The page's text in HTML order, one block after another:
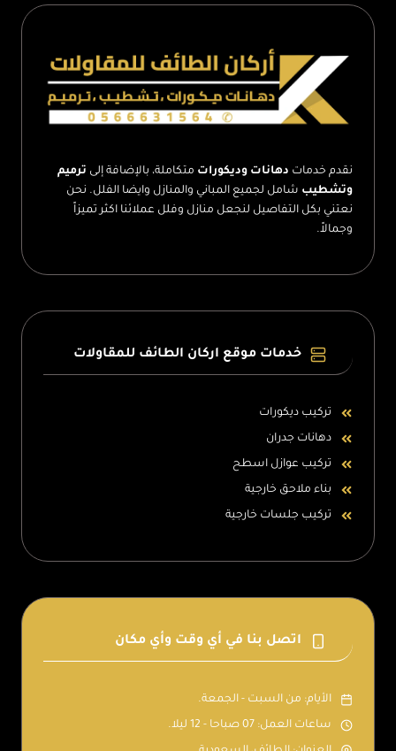
واجهات
الطائف
نقدم خدمات دهانات وديكورات متكاملة، بالإضافة إلى ترميم
وتشطيب شامل لجميع المباني والمنازل وايضا الفلل. نحن
نعتني بكل التفاصيل لنجعل منازل وفلل عملائنا اكثر تميزاً
وجمالاً.
خدمات موقع اركان الطائف للمقاولات
تركيب ديكورات
دهانات جدران
تركيب عوازل اسطح
بناء ملاحق خارجية
تركيب جلسات خارجية
اتصل بنا في أي وقت وأي مكان
الأيام: من السبت - الجمعة.
ساعات العمل: 07 صباحا - 12 ليلا.